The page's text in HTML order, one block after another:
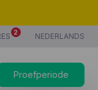
2 NEDERLANDS
Proefperiode